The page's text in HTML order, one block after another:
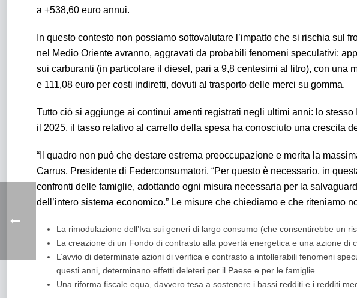
a +538,60 euro annui.
In questo contesto non possiamo sottovalutare l’impatto che si rischia sul
nel Medio Oriente avranno, aggravati da probabili fenomeni speculativi:
sui carburanti (in particolare il diesel, pari a 9,8 centesimi al litro), con una
e 111,08 euro per costi indiretti, dovuti al trasporto delle merci su gomma.
Tutto ciò si aggiunge ai continui amenti registrati negli ultimi anni: lo
il 2025, il tasso relativo al carrello della spesa ha conosciuto una crescita
“Il quadro non può che destare estrema preoccupazione e merita la
Carrus, Presidente di Federconsumatori. “Per questo è necessario, in
confronti delle famiglie, adottando ogni misura necessaria per la
dell’intero sistema economico.” Le misure che chiediamo e che riteniamo
La rimodulazione dell’Iva sui generi di largo consumo (che consentirebbe un
La creazione di un Fondo di contrasto alla povertà energetica e una azione di
L’avvio di determinate azioni di verifica e contrasto a intollerabili fenomeni
questi anni, determinano effetti deleteri per il Paese e per le famiglie.
Una riforma fiscale equa, davvero tesa a sostenere i bassi redditi e i redditi